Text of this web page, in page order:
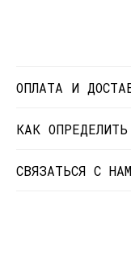
ОПЛАТА И
КАК
СВЯЗАТЬСЯ С
323774600664115,